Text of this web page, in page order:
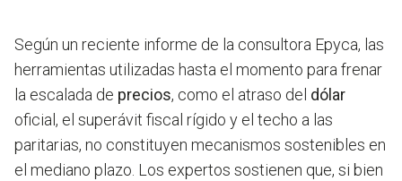
Según un reciente informe de la consultora Epyca, las
herramientas utilizadas hasta el momento para frenar
la escalada de precios, como el atraso del dólar
oficial, el superávit fiscal rígido y el techo a las
paritarias, no constituyen mecanismos sostenibles en
el mediano plazo. Los expertos sostienen que, si bien